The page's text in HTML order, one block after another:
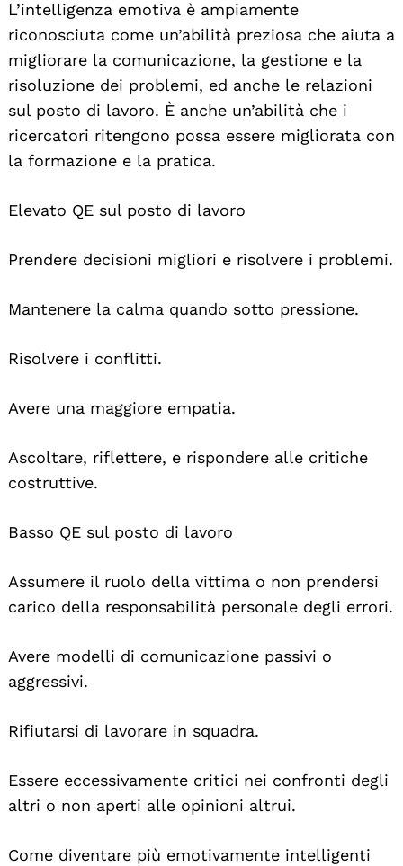
L’intelligenza emotiva è ampiamente
riconosciuta come un’abilità preziosa che aiuta a
migliorare la comunicazione, la gestione e la
risoluzione dei problemi, ed anche le relazioni
sul posto di lavoro. È anche un’abilità che i
ricercatori ritengono possa essere migliorata con
la formazione e la pratica.
Elevato QE sul posto di lavoro
Prendere decisioni migliori e risolvere i problemi.
Mantenere la calma quando sotto pressione.
Risolvere i conflitti.
Avere una maggiore empatia.
Ascoltare, riflettere, e rispondere alle critiche
costruttive.
Basso QE sul posto di lavoro
Assumere il ruolo della vittima o non prendersi
carico della responsabilità personale degli errori.
Avere modelli di comunicazione passivi o
aggressivi.
Rifiutarsi di lavorare in squadra.
Essere eccessivamente critici nei confronti degli
altri o non aperti alle opinioni altrui.
Come diventare più emotivamente intelligenti